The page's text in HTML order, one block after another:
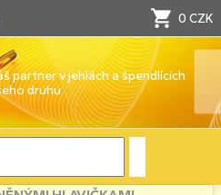
0 CZK
partner v jehlách a špendlících
druhu